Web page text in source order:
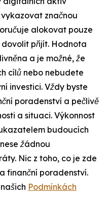
značnou
alokovat pouze
přijít. Hodnota
a je možné, že
cílů nebo nebudete
investici. Vždy byste
poradenství a pečlivě
a situaci. Výkonnost
budoucích
žádnou
Nic z toho, co je zde
finanční poradenství.
Podmínkách